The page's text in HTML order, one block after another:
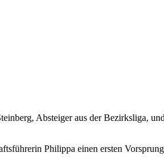
Absteiger aus der Bezirksliga,
Philippa einen ersten